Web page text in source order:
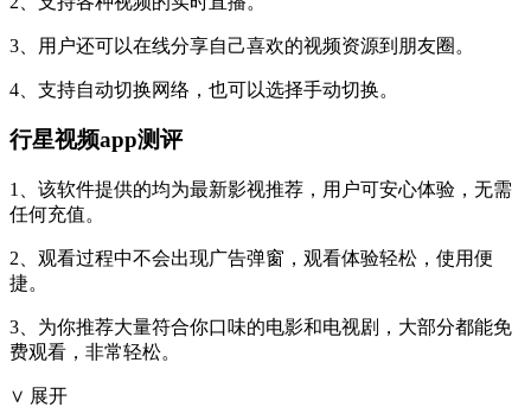
3、用户还可以在线分享自己喜欢的视频资源到朋友圈。
4、支持自动切换网络，也可以选择手动切换。
行星视频app测评
1、该软件提供的均为最新影视推荐，用户可安心体验，无需
任何充值。
2、观看过程中不会出现广告弹窗，观看体验轻松，使用便
捷。
3、为你推荐大量符合你口味的电影和电视剧，大部分都能免
费观看，非常轻松。
∨ 展开